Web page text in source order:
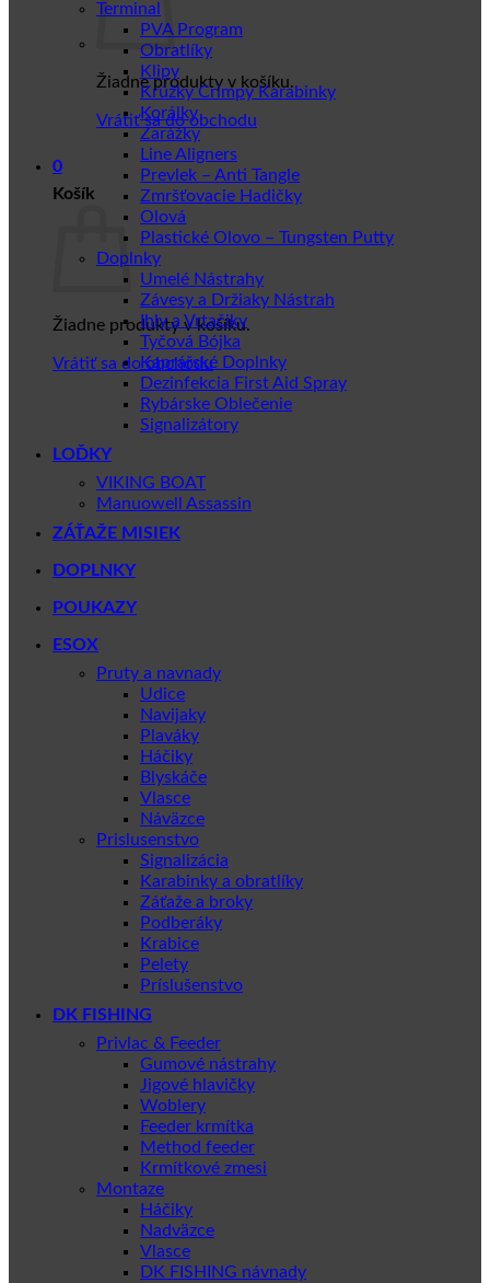
Žiadne produkty v košíku.
Vrátiť sa do obchodu
0
Košík
Žiadne produkty v košíku.
Vrátiť sa do obchodu
Terminal
PVA Program
Obratlíky
Klipy
Krúžky Crimpy Karabinky
Korálky
Zarážky
Line Aligners
Prevlek – Anti Tangle
Zmršťovacie Hadičky
Olová
Plastické Olovo – Tungsten Putty
Doplnky
Umelé Nástrahy
Závesy a Držiaky Nástrah
Ihly a Vrtačiky
Tyčová Bójka
Kaprářské Doplnky
Dezinfekcia First Aid Spray
Rybárske Oblečenie
Signalizátory
LOĎKY
VIKING BOAT
Manuowell Assassin
ZÁŤAŽE MISIEK
DOPLNKY
POUKAZY
ESOX
Pruty a navnady
Udice
Navijaky
Plaváky
Háčiky
Blyskáče
Vlasce
Náväzce
Prislusenstvo
Signalizácia
Karabinky a obratlíky
Záťaže a broky
Podberáky
Krabice
Pelety
Príslušenstvo
DK FISHING
Privlac & Feeder
Gumové nástrahy
Jigové hlavičky
Woblery
Feeder krmítka
Method feeder
Krmítkové zmesi
Montaze
Háčiky
Nadväzce
Vlasce
DK FISHING návnady